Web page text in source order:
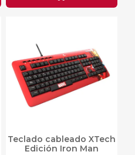
Teclado cableado XTech
Edición Iron Man